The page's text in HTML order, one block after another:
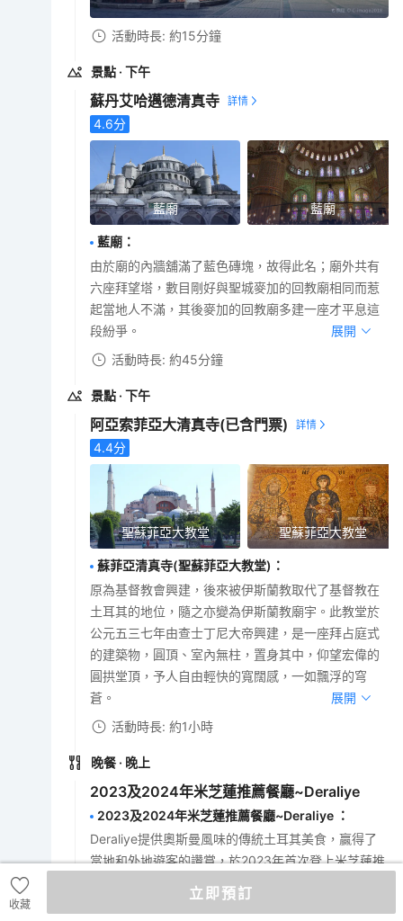
活動時長: 約15分鐘
景點 · 下午
蘇丹艾哈邁德清真寺
4.6分
藍廟 藍廟
藍廟 ：
由於廟的內牆舖滿了藍色磚塊，故得此名；廟外共有
六座拜望塔，數目剛好與聖城麥加的回教廟相同而惹
起當地人不滿，其後麥加的回教廟多建一座才平息這
段紛爭。
展開
活動時長: 約45分鐘
景點 · 下午
阿亞索菲亞大清真寺(已含門票)
4.4分
聖蘇菲亞大教堂 聖蘇菲亞大教堂
蘇菲亞清真寺(聖蘇菲亞大教堂) ：
原為基督教會興建，後來被伊斯蘭教取代了基督教在
土耳其的地位，隨之亦變為伊斯蘭教廟宇。此教堂於
公元五三七年由查士丁尼大帝興建，是一座拜占庭式
的建築物，圓頂、室內無柱，置身其中，仰望宏偉的
圓拱堂頂，予人自由輕快的寬闊感，一如飄浮的穹
蒼。
展開
活動時長: 約1小時
晚餐 · 晚上
2023及2024年米芝蓮推薦餐廳~Deraliye
2023及2024年米芝蓮推薦餐廳~Deraliye ：
Deraliye提供奧斯曼風味的傳統土耳其美食，贏得了
當地和外地遊客的讚賞，於2023年首次登上米芝蓮推
收藏
立即預訂